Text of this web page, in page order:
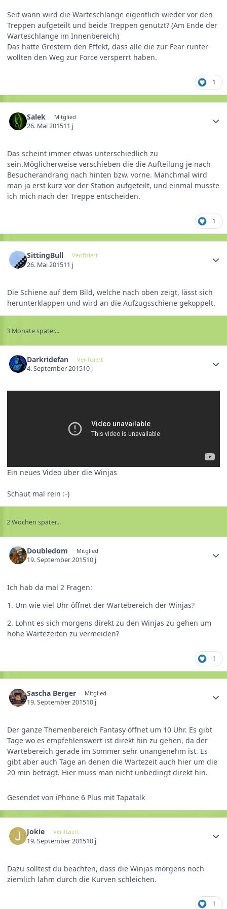
Seit wann wird die Warteschlange eigentlich wieder vor den
Treppen aufgeteilt und beide Treppen genutzt? (Am Ende der
Warteschlange im Innenbereich)
Das hatte Grestern den Effekt, dass alle die zur Fear runter
wollten den Weg zur Force versperrt haben.
1
Salek Mitglied
26. Mai 201511 j
Das scheint immer etwas unterschiedlich zu
sein.Möglicherweise verschieben die die Aufteilung je nach
Besucherandrang nach hinten bzw. vorne. Manchmal wird
man ja erst kurz vor der Station aufgeteilt, und einmal musste
ich mich nach der Treppe entscheiden.
1
SittingBull Verifiziert
26. Mai 201511 j
Die Schiene auf dem Bild, welche nach oben zeigt, lässt sich
herunterklappen und wird an die Aufzugsschiene gekoppelt.
3 Monate später...
Darkridefan Verifiziert
4. September 201510 j
Ein neues Video über die Winjas
Schaut mal rein :-)
2 Wochen später...
Doubledom Mitglied
19. September 201510 j
Ich hab da mal 2 Fragen:
1. Um wie viel Uhr öffnet der Wartebereich der Winjas?
2. Lohnt es sich morgens direkt zu den Winjas zu gehen um
hohe Wartezeiten zu vermeiden?
1
Sascha Berger Mitglied
19. September 201510 j
Der ganze Themenbereich Fantasy öffnet um 10 Uhr. Es gibt
Tage wo es empfehlenswert ist direkt hin zu gehen, da der
Wartebereich gerade im Sommer sehr unangenehm ist. Es
gibt aber auch Tage an denen die Wartezeit auch hier um die
20 min beträgt. Hier muss man nicht unbedingt direkt hin.
Gesendet von iPhone 6 Plus mit Tapatalk
Jokie Verifiziert
19. September 201510 j
Dazu solltest du beachten, dass die Winjas morgens noch
ziemlich lahm durch die Kurven schleichen.
1